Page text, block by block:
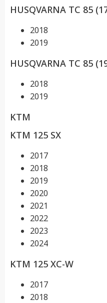
HUSQVARNA TC 85
2018
2019
HUSQVARNA TC 85
2018
2019
KTM
KTM 125 SX
2017
2018
2019
2020
2021
2022
2023
2024
KTM 125 XC-W
2017
2018